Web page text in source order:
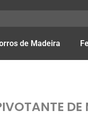
de Madeira
DE